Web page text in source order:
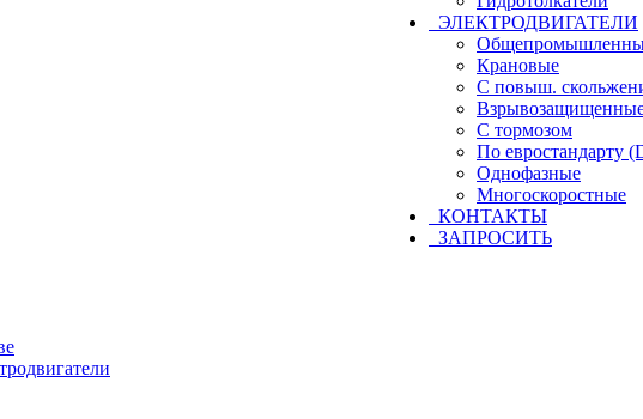
ЭЛЕКТРОДВИГАТЕЛИ
Крановые
С повыш.
С тормозом
По евростандарту
Однофазные
Многоскоростные
КОНТАКТЫ
ЗАПРОСИТЬ